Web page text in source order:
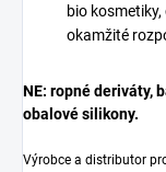
bio
okamžité
NE: ropné deriváty,
obalové silikony.
Výrobce a distributor